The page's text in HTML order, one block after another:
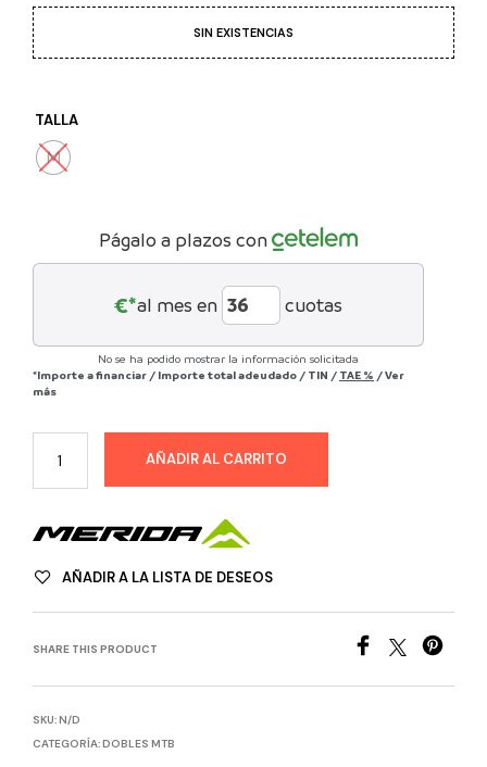
SIN EXISTENCIAS
TALLA
M
Págalo a plazos con
€*al mes en cuotas
No se ha podido mostrar la información solicitada
*Importe a financiar / Importe total adeudado / TIN / TAE % /Ver
más
AÑADIR AL CARRITO
AÑADIR A LA LISTA DE DESEOS
SHARE THIS PRODUCT
SKU:N/D
CATEGORÍA:DOBLES MTB